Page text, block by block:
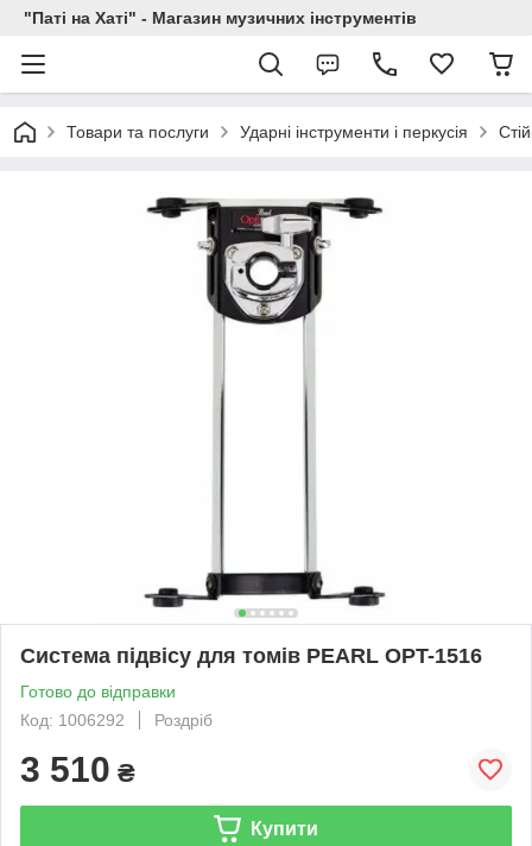
"Паті на Хаті" - Магазин музичних інструментів
Товари та послуги Ударні інструменти і перкусія
Система підвісу для томів PEARL OPT-1516
Готово до відправки
Код: 1006292
Роздріб
3 510 ₴
Купити